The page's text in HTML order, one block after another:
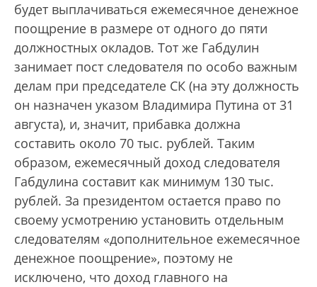
будет выплачиваться ежемесячное денежное
поощрение в размере от одного до пяти
должностных окладов. Тот же Габдулин
занимает пост следователя по особо важным
делам при председателе СК (на эту должность
он назначен указом Владимира Путина от 31
августа), и, значит, прибавка должна
составить около 70 тыс. рублей. Таким
образом, ежемесячный доход следователя
Габдулина составит как минимум 130 тыс.
рублей. За президентом остается право по
своему усмотрению установить отдельным
следователям «дополнительное ежемесячное
денежное поощрение», поэтому не
исключено, что доход главного на